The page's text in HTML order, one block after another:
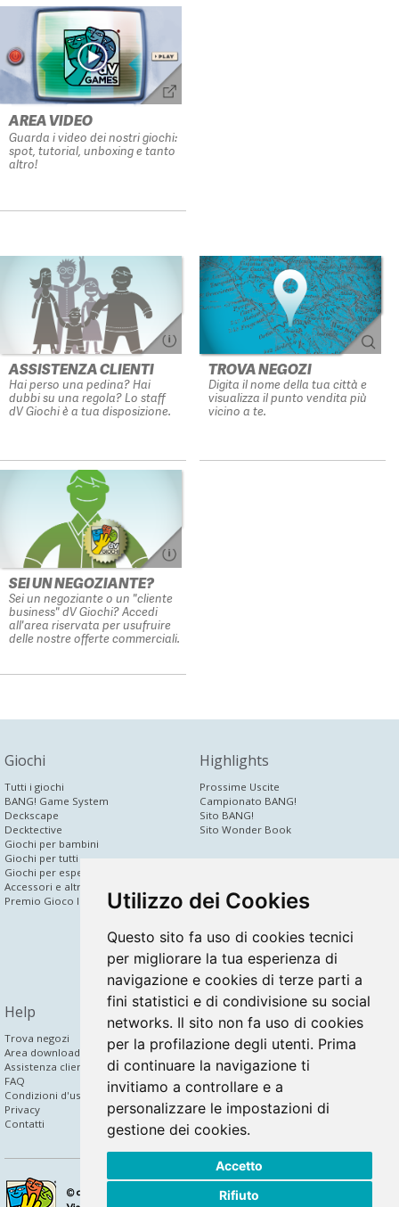
Utilizzo dei Cookies
Questo sito fa uso di cookies tecnici
per migliorare la tua esperienza di
navigazione e cookies di terze parti a
fini statistici e di condivisione su social
networks. Il sito non fa uso di cookies
per la profilazione degli utenti. Prima
di continuare la navigazione ti
invitiamo a controllare e a
personalizzare le impostazioni di
gestione dei cookies.
Accetto
Rifiuto
AREA VIDEO
Guarda i video dei nostri giochi:
spot, tutorial, unboxing e tanto
altro!
ASSISTENZA CLIENTI
Hai perso una pedina? Hai
dubbi su una regola? Lo staff
dV Giochi è a tua disposizione.
TROVA NEGOZI
Digita il nome della tua città e
visualizza il punto vendita più
vicino a te.
SEI UN NEGOZIANTE?
Sei un negoziante o un "cliente
business" dV Giochi? Accedi
all'area riservata per usufruire
delle nostre offerte commerciali.
Giochi
Tutti i giochi
BANG! Game System
Deckscape
Decktective
Giochi per bambini
Giochi per tutti
Giochi per esperti
Accessori e altri prodotti
Premio Gioco Inedito
Highlights
Prossime Uscite
Campionato BANG!
Sito BANG!
Sito Wonder Book
dV Corporate
News
Chi siamo
Gioco inedito
Partner
Bridge to Digital
Help
Trova negozi
Area download
Assistenza clienti
FAQ
Condizioni d'uso
Privacy
Contatti
Community
Facebook
Twitter
YouTube
Instagram
Newsletter